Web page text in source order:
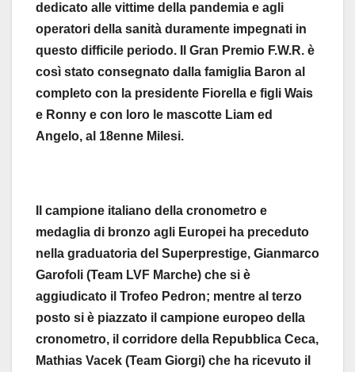
dedicato alle vittime della pandemia e agli
operatori della sanità duramente impegnati in
questo difficile periodo. Il Gran Premio F.W.R. è
così stato consegnato dalla famiglia Baron al
completo con la presidente Fiorella e figli Wais
e Ronny e con loro le mascotte Liam ed
Angelo, al 18enne Milesi.
Il campione italiano della cronometro e
medaglia di bronzo agli Europei ha preceduto
nella graduatoria del Superprestige, Gianmarco
Garofoli (Team LVF Marche) che si è
aggiudicato il Trofeo Pedron; mentre al terzo
posto si è piazzato il campione europeo della
cronometro, il corridore della Repubblica Ceca,
Mathias Vacek (Team Giorgi) che ha ricevuto il